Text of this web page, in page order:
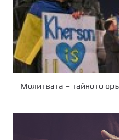
Молитвата – тайното